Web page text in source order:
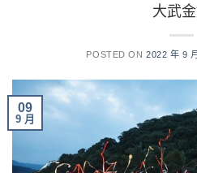
大武
POSTED ON2022 年 9
09
9 月